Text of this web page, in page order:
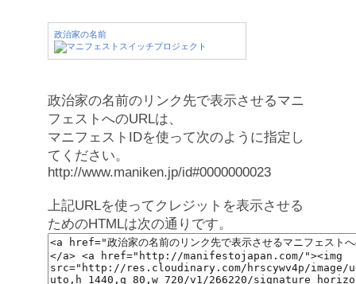
政治家の名前
政治家の名前のリンク先で表示させるマニ
フェストへのURLは、
マニフェストIDを使って次のように指定し
てください。
http://www.maniken.jp/id#0000000023
上記URLを使ってクレジットを表示させる
ためのHTMLは次の通りです。